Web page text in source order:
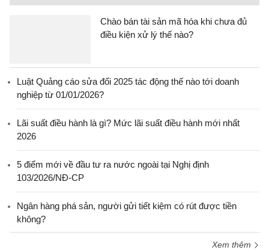
Chào bán tài sản mã hóa khi chưa đủ
điều kiện xử lý thế nào?
Luật Quảng cáo sửa đổi 2025 tác động thế nào tới doanh
nghiệp từ 01/01/2026?
Lãi suất điều hành là gì? Mức lãi suất điều hành mới nhất
2026
5 điểm mới về đầu tư ra nước ngoài tại Nghị định
103/2026/NĐ-CP
Ngân hàng phá sản, người gửi tiết kiệm có rút được tiền
không?
Xem thêm